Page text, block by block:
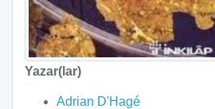
Yazar(lar)
Adrian D'Hagé